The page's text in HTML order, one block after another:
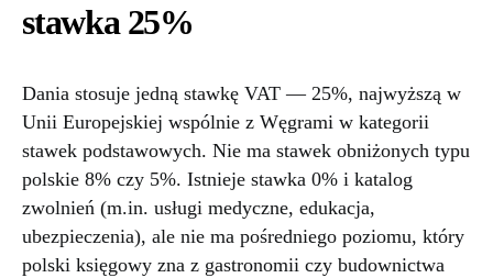
stawka 25%
Dania stosuje jedną stawkę VAT — 25%, najwyższą w
Unii Europejskiej wspólnie z Węgrami w kategorii
stawek podstawowych. Nie ma stawek obniżonych typu
polskie 8% czy 5%. Istnieje stawka 0% i katalog
zwolnień (m.in. usługi medyczne, edukacja,
ubezpieczenia), ale nie ma pośredniego poziomu, który
polski księgowy zna z gastronomii czy budownictwa